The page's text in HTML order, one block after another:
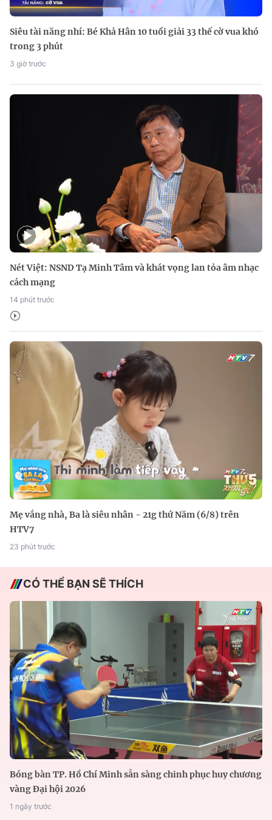
Siêu tài năng nhí: Bé Khả Hân 10 tuổi giải 33 thế cờ vua khó
trong 3 phút
3 giờ trước
Nét Việt: NSND Tạ Minh Tâm và khát vọng lan tỏa âm nhạc
cách mạng
14 phút trước
Mẹ vắng nhà, Ba là siêu nhân - 21g thứ Năm (6/8) trên
HTV7
23 phút trước
CÓ THỂ BẠN SẼ THÍCH
Bóng bàn TP. Hồ Chí Minh sẵn sàng chinh phục huy chương
vàng Đại hội 2026
1 ngày trước